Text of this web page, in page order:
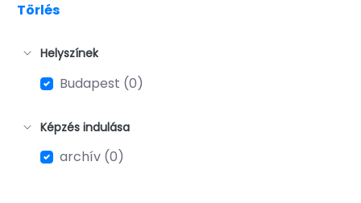
Törlés
Helyszínek
Budapest (0)
Képzés indulása
archív (0)